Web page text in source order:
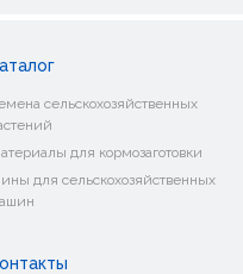
сельскохозяйственных
для кормозаготовки
для сельскохозяйственных